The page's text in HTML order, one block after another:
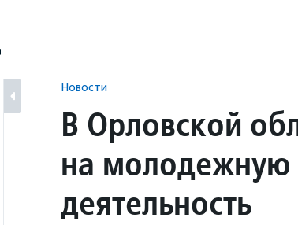
Новости
В Орловской
на молодежную
деятельность